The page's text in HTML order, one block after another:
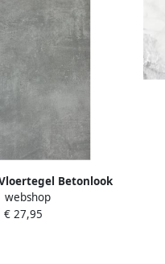
Betonlook
Silver Gerectificeerd
(Doosinhoud 1 44)
webshop
€ 27,95